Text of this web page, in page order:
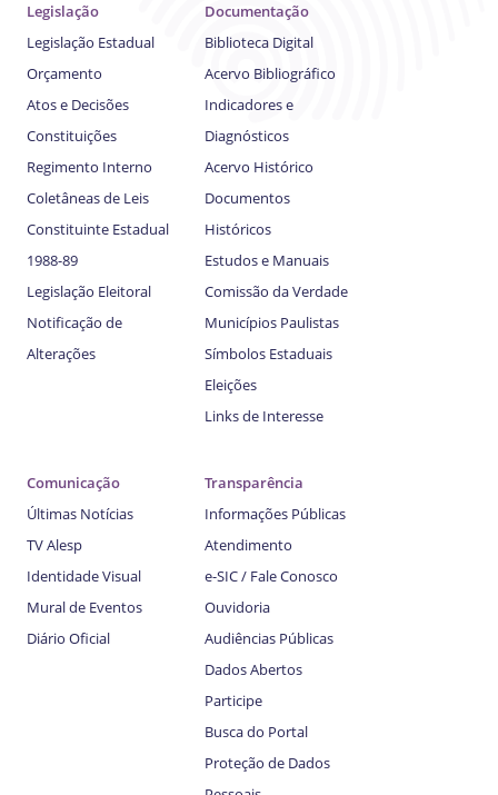
Legislação
Legislação Estadual
Orçamento
Atos e Decisões
Constituições
Regimento Interno
Coletâneas de Leis
Constituinte Estadual
1988-89
Legislação Eleitoral
Notificação de
Alterações
Documentação
Biblioteca Digital
Acervo Bibliográfico
Indicadores e
Diagnósticos
Acervo Histórico
Documentos
Históricos
Estudos e Manuais
Comissão da Verdade
Municípios Paulistas
Símbolos Estaduais
Eleições
Links de Interesse
Comunicação
Últimas Notícias
TV Alesp
Identidade Visual
Mural de Eventos
Diário Oficial
Transparência
Informações Públicas
Atendimento
e-SIC / Fale Conosco
Ouvidoria
Audiências Públicas
Dados Abertos
Participe
Busca do Portal
Proteção de Dados